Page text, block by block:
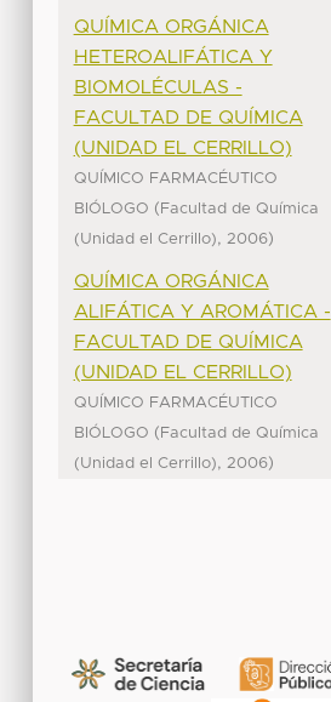
QUÍMICA ORGÁNICA
HETEROALIFÁTICA Y
BIOMOLÉCULAS -
FACULTAD DE QUÍMICA
(UNIDAD EL CERRILLO)
QUÍMICO FARMACÉUTICO
BIÓLOGO ( Facultad de Química
(Unidad el Cerrillo), 2006)
QUÍMICA ORGÁNICA
ALIFÁTICA Y AROMÁTICA -
FACULTAD DE QUÍMICA
(UNIDAD EL CERRILLO)
QUÍMICO FARMACÉUTICO
BIÓLOGO ( Facultad de Química
(Unidad el Cerrillo), 2006)